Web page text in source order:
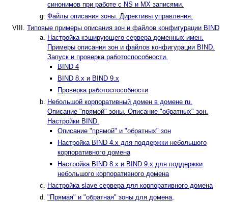
синонимов при работе с NS и MX записями.
Файлы описания зоны. Директивы управления.
Типовые примеры описания зон и файлов конфигурации BIND
Настройка кэширующего сервера доменных имен.
Примеры описания зон и файлов конфигурации BIND.
Запуск и проверка работоспособности.
BIND 4
BIND 8.x и BIND 9.х
Проверка работоспособности
Небольшой корпоративный домен в домене ru.
Описание "прямой" зоны. Описание "обратных" зон.
Настройки BIND.
Описание "прямой" и "обратных" зон
Настройка BIND 4.x для поддержки небольшого
корпоративного домена
Настройка BIND 8.x и BIND 9.x для поддержки
небольшого корпоративного домена
Настройка slave сервера для корпоративного домена
"Прямая" и "обратная" зоны для домена,